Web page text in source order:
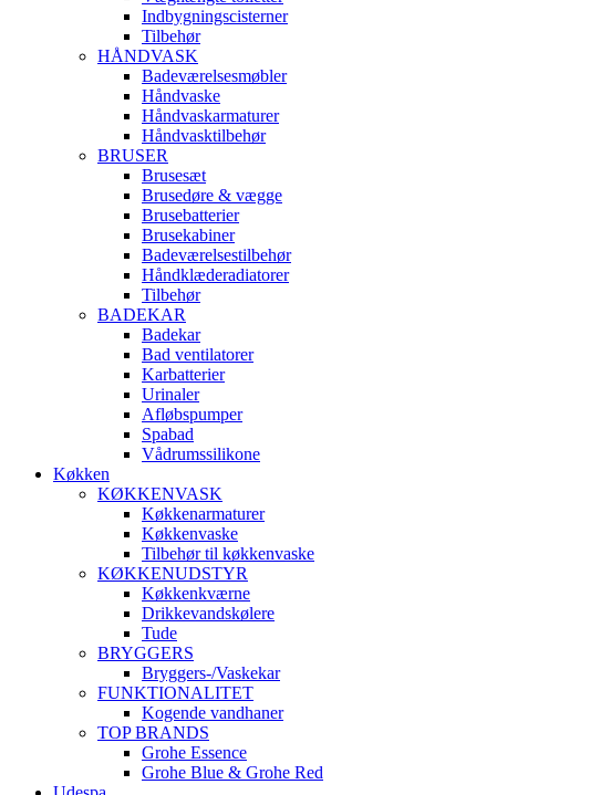
Indbygningscisterner
Tilbehør
HÅNDVASK
Badeværelsesmøbler
Håndvaske
Håndvaskarmaturer
Håndvasktilbehør
BRUSER
Brusesæt
Brusedøre & vægge
Brusebatterier
Brusekabiner
Badeværelsestilbehør
Håndklæderadiatorer
Tilbehør
BADEKAR
Badekar
Bad ventilatorer
Karbatterier
Urinaler
Afløbspumper
Spabad
Vådrumssilikone
Køkken
KØKKENVASK
Køkkenarmaturer
Køkkenvaske
Tilbehør til køkkenvaske
KØKKENUDSTYR
Køkkenkværne
Drikkevandskølere
Tude
BRYGGERS
Bryggers-/Vaskekar
FUNKTIONALITET
Kogende vandhaner
TOP BRANDS
Grohe Essence
Grohe Blue & Grohe Red